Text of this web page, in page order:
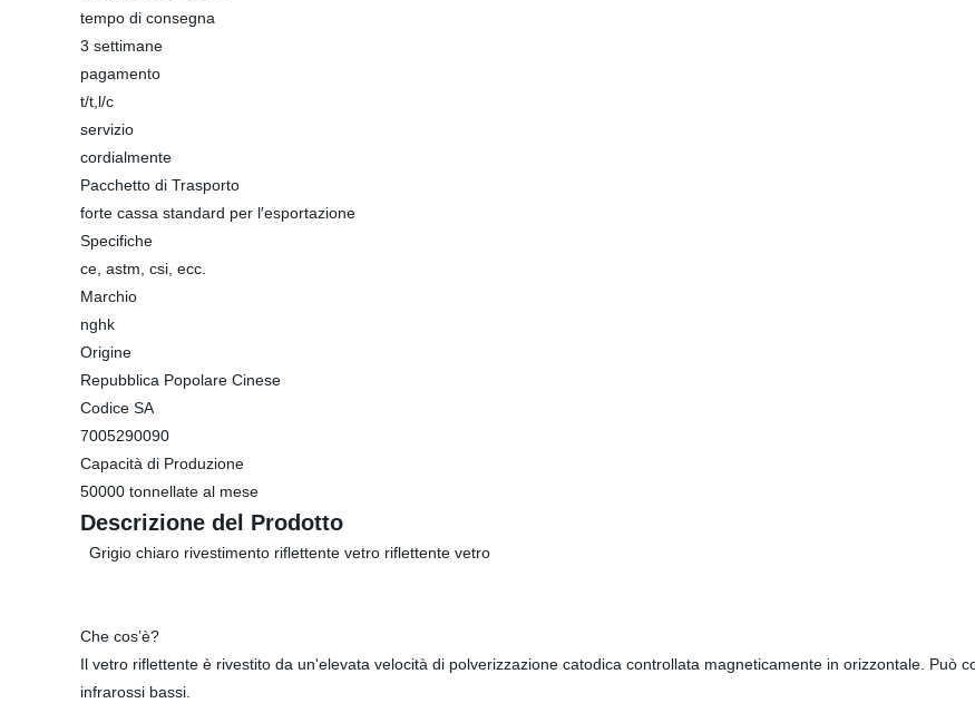
tempo di consegna
3 settimane
pagamento
t/t,l/c
servizio
cordialmente
Pacchetto di Trasporto
forte cassa standard per l′esportazione
Specifiche
ce, astm, csi, ecc.
Marchio
nghk
Origine
Repubblica Popolare Cinese
Codice SA
7005290090
Capacità di Produzione
50000 tonnellate al mese
Descrizione del Prodotto
Grigio chiaro rivestimento riflettente vetro riflettente vetro
Che cos’è?
Il vetro riflettente è rivestito da un'elevata velocità di polverizzazione catodica controllata magneticamente in orizzontale. Può
infrarossi bassi.